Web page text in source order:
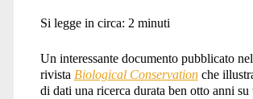
Si legge in circa: 2 minuti
Un interessante documento pubblicato
rivista Biological Conservationche
di dati una ricerca durata ben otto anni